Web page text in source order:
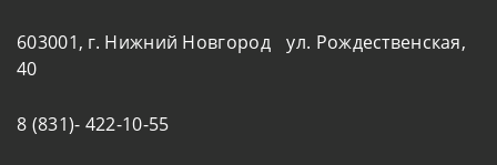
603001, г. Нижний Новгород ул. Рождественская,
40
8 (831)- 422-10-55